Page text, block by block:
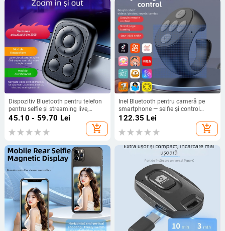
Dispozitiv Bluetooth pentru telefon
pentru selfie și streaming live,
Bluetooth 4.0, carcasă ABS, 11 g,
45.10 - 59.70 Lei
add_shopping_cart
Inel Bluetooth pentru cameră pe
smartphone — selfie și control
video, răsfoire pagini, ecran tactil
(Model Jx05, Bluetooth 5.3, ABS, 7
g)
122.35 Lei
add_shopping_cart